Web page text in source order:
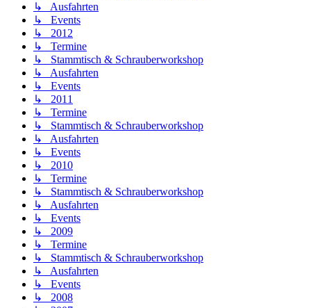
↳ Ausfahrten
↳ Events
↳ 2012
↳ Termine
↳ Stammtisch & Schrauberworkshop
↳ Ausfahrten
↳ Events
↳ 2011
↳ Termine
↳ Stammtisch & Schrauberworkshop
↳ Ausfahrten
↳ Events
↳ 2010
↳ Termine
↳ Stammtisch & Schrauberworkshop
↳ Ausfahrten
↳ Events
↳ 2009
↳ Termine
↳ Stammtisch & Schrauberworkshop
↳ Ausfahrten
↳ Events
↳ 2008